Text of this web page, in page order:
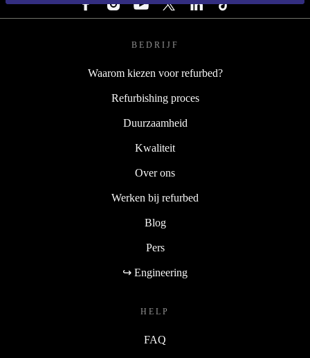
BEDRIJF
Waarom kiezen voor refurbed?
Refurbishing proces
Duurzaamheid
Kwaliteit
Over ons
Werken bij refurbed
Blog
Pers
↪ Engineering
HELP
FAQ